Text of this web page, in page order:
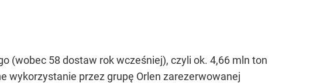
(wobec 58 dostaw rok wcześniej), czyli ok. 4,66 mln ton
wykorzystanie przez grupę Orlen zarezerwowanej